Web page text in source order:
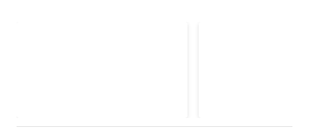
る構造化 JSONL として記録・再
MCP 経由で AI エージ